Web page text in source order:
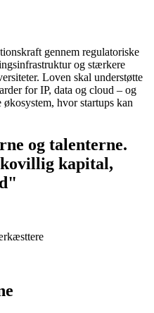
gennem regulatoriske
og stærkere
Loven skal understøtte
for IP, data og cloud – og
hvor startups kan
og talenterne.
kapital,